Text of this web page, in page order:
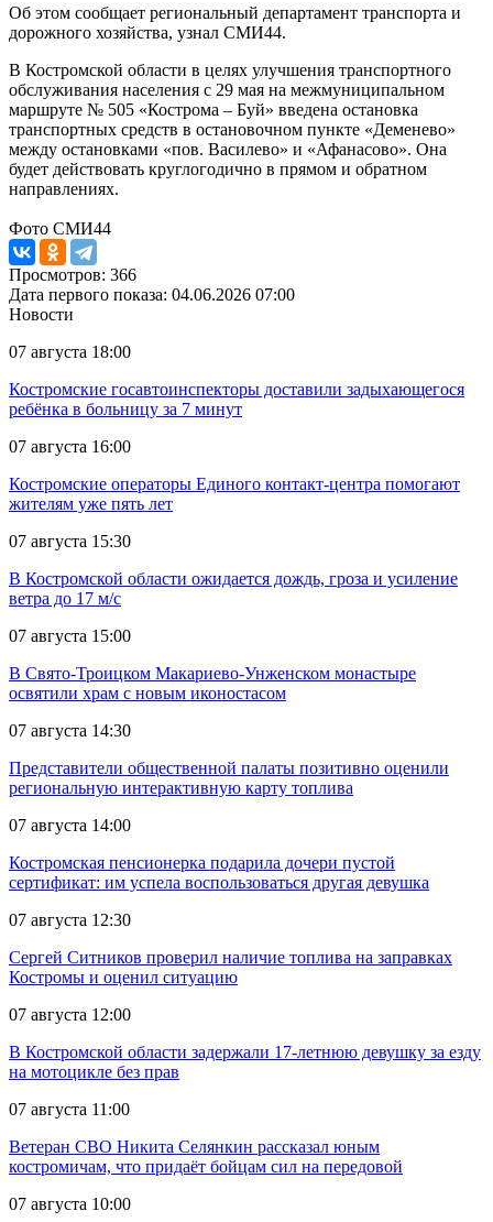
Об этом сообщает региональный департамент транспорта и
дорожного хозяйства, узнал СМИ44.
В Костромской области в целях улучшения транспортного
обслуживания населения с 29 мая на межмуниципальном
маршруте № 505 «Кострома – Буй» введена остановка
транспортных средств в остановочном пункте «Деменево»
между остановками «пов. Василево» и «Афанасово». Она
будет действовать круглогодично в прямом и обратном
направлениях.
Фото СМИ44
Просмотров: 366
Дата первого показа: 04.06.2026 07:00
Новости
07 августа 18:00
Костромские госавтоинспекторы доставили задыхающегося
ребёнка в больницу за 7 минут
07 августа 16:00
Костромские операторы Единого контакт-центра помогают
жителям уже пять лет
07 августа 15:30
В Костромской области ожидается дождь, гроза и усиление
ветра до 17 м/с
07 августа 15:00
В Свято-Троицком Макариево-Унженском монастыре
освятили храм с новым иконостасом
07 августа 14:30
Представители общественной палаты позитивно оценили
региональную интерактивную карту топлива
07 августа 14:00
Костромская пенсионерка подарила дочери пустой
сертификат: им успела воспользоваться другая девушка
07 августа 12:30
Сергей Ситников проверил наличие топлива на заправках
Костромы и оценил ситуацию
07 августа 12:00
В Костромской области задержали 17-летнюю девушку за езду
на мотоцикле без прав
07 августа 11:00
Ветеран СВО Никита Селянкин рассказал юным
костромичам, что придаёт бойцам сил на передовой
07 августа 10:00